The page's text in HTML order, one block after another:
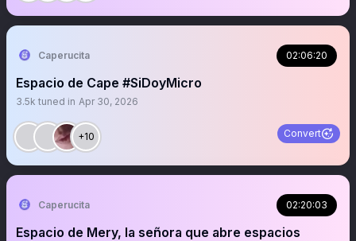
Caperucita 02:06:20
Espacio de Cape #SiDoyMicro
3.5k tuned in Apr 30, 2026
+10 Convert
Caperucita 02:20:03
Espacio de Mery, la señora que abre espacios